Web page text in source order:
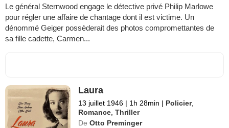
Le général Sternwood engage le détective privé Philip Marlowe
pour régler une affaire de chantage dont il est victime. Un
dénommé Geiger possèderait des photos compromettantes de
sa fille cadette, Carmen...
Laura
13 juillet 1946 | 1h 28min | Policier,
Romance,Thriller
De Otto Preminger